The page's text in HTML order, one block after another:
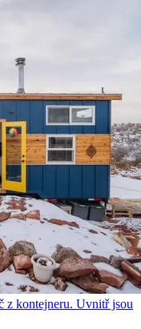
z kontejneru. Uvnitř jsou